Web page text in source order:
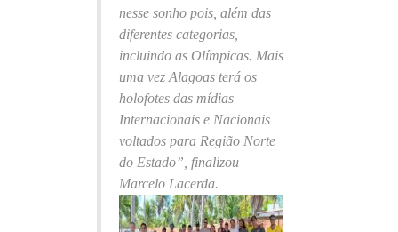
nesse sonho pois, além das
diferentes categorias,
incluindo as Olímpicas. Mais
uma vez Alagoas terá os
holofotes das mídias
Internacionais e Nacionais
voltados para Região Norte
do Estado”, finalizou
Marcelo Lacerda.